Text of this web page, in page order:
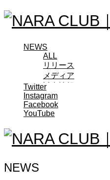
NEWS
ALL
リリース
メディア
試合情報
グッズ
ファンコミュニティ
普及・育成
コラム
その他
Twitter
Instagram
Facebook
YouTube
NEWS